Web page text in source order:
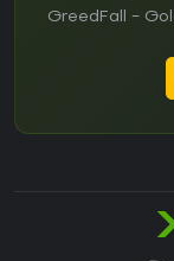
GreedFall -